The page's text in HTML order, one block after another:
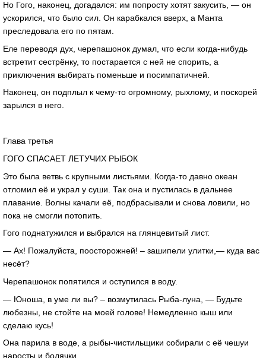
Но Гого, наконец, догадался: им попросту хотят закусить, — он
ускорился, что было сил. Он карабкался вверх, а Манта
преследовала его по пятам.
Еле переводя дух, черепашонок думал, что если когда-нибудь
встретит сестрёнку, то постарается с ней не спорить, а
приключения выбирать поменьше и посимпатичней.
Наконец, он подплыл к чему-то огромному, рыхлому, и поскорей
зарылся в него.
Глава третья
ГОГО СПАСАЕТ ЛЕТУЧИХ РЫБОК
Это была ветвь с крупными листьями. Когда-то давно океан
отломил её и украл у суши. Так она и пустилась в дальнее
плавание. Волны качали её, подбрасывали и снова ловили, но
пока не смогли потопить.
Гого поднатужился и выбрался на глянцевитый лист.
— Ах! Пожалуйста, поосторожней! – зашипели улитки,— куда вас
несёт?
Черепашонок попятился и оступился в воду.
— Юноша, в уме ли вы? – возмутилась Рыба-луна, — Будьте
любезны, не стойте на моей голове! Немедленно кыш или
сделаю кусь!
Она парила в воде, а рыбы-чистильщики собирали с её чешуи
наросты и болячки.